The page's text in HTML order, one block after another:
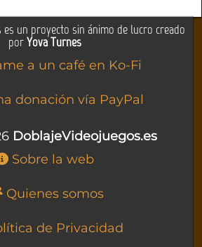
es un proyecto sin ánimo de lucro creado
porYova Turnes
a un café en Ko-Fi
donación vía PayPal
DoblajeVideojuegos.es
Sobre la web
Quienes somos
de Privacidad